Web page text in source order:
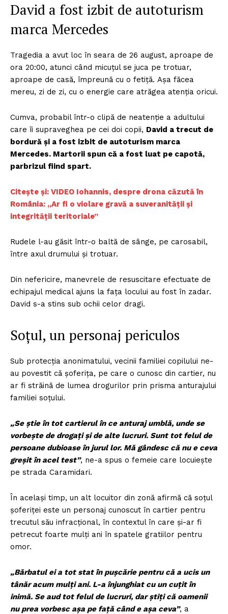
David a fost izbit de autoturism
marca Mercedes
Tragedia a avut loc în seara de 26 august, aproape de
ora 20:00, atunci când micuțul se juca pe trotuar,
aproape de casă, împreună cu o fetiță. Așa făcea
mereu, zi de zi, cu o energie care atrăgea atenția oricui.
Cumva, probabil într-o clipă de neatenție a adultului
care îi supraveghea pe cei doi copii, David a trecut de
bordură și a fost izbit de autoturism marca
Mercedes. Martorii spun că a fost luat pe capotă,
parbrizul fiind spart.
Citește și: VIDEO Iohannis, despre drona căzută în
România: „Ar fi o violare gravă a suveranității și
integrității teritoriale”
Rudele l-au găsit într-o baltă de sânge, pe carosabil,
între axul drumului și trotuar.
Din nefericire, manevrele de resuscitare efectuate de
echipajul medical ajuns la fața locului au fost în zadar.
David s-a stins sub ochii celor dragi.
Soțul, un personaj periculos
Sub protecția anonimatului, vecinii familiei copilului ne-
au povestit că șoferița, pe care o cunosc din cartier, nu
ar fi străină de lumea drogurilor prin prisma anturajului
familiei soțului.
„Se știe în tot cartierul în ce anturaj umblă, unde se
vorbește de drogați și de alte lucruri. Sunt tot felul de
persoane dubioase în jurul lor. Mă gândesc că nu e ceva
greșit în acel test”, ne-a spus o femeie care locuiește
pe strada Caramidari.
În același timp, un alt locuitor din zonă afirmă că soțul
șoferiței este un personaj cunoscut în cartier pentru
trecutul său infracțional, în contextul în care și-ar fi
petrecut foarte mulți ani în spatele gratiilor pentru
omor.
„Bărbatul ei a tot stat în pușcărie pentru că a ucis un
tânăr acum mulți ani. L-a înjunghiat cu un cuțit în
inimă. Se aud tot felul de lucruri, dar știți că oamenii
nu prea vorbesc așa pe față când e așa ceva”, a